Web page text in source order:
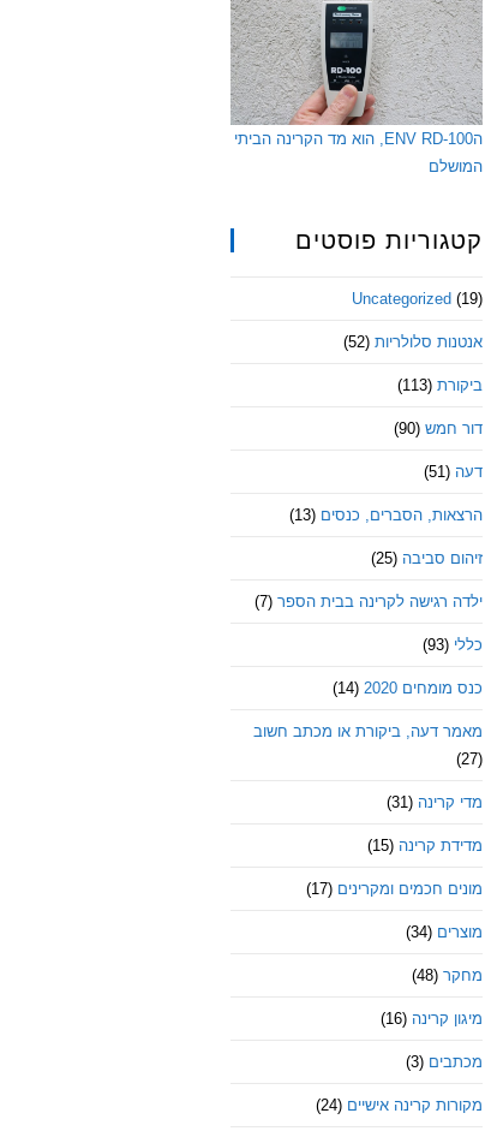
הENV RD-100, הוא מד הקרינה הביתי
המושלם
קטגוריות פוסטים
Uncategorized (19)
אנטנות סלולריות (52)
ביקורת (113)
דור חמש (90)
דעה (51)
הרצאות, הסברים, כנסים (13)
זיהום סביבה (25)
ילדה רגישה לקרינה בבית הספר (7)
כללי (93)
כנס מומחים 2020 (14)
מאמר דעה, ביקורת או מכתב חשוב
(27)
מדי קרינה (31)
מדידת קרינה (15)
מונים חכמים ומקרינים (17)
מוצרים (34)
מחקר (48)
מיגון קרינה (16)
מכתבים (3)
מקורות קרינה אישיים (24)